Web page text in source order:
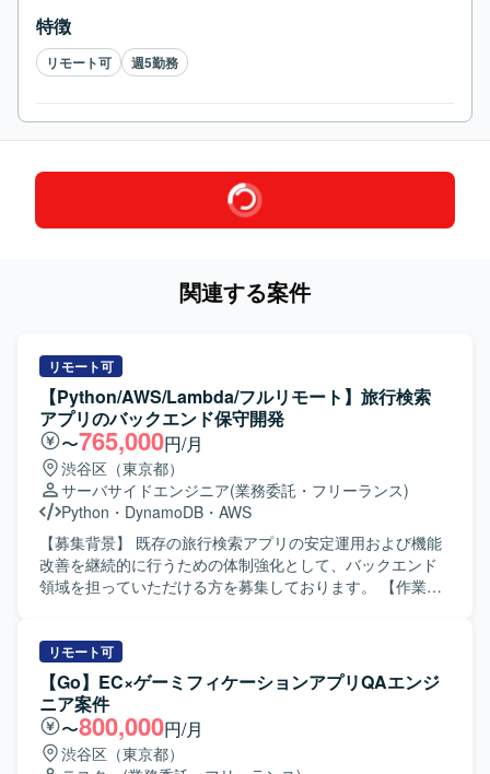
特徴
リモート可 週5勤務
関連する案件
リモート可
【Python/AWS/Lambda/フルリモート】旅行検索
アプリのバックエンド保守開発
〜765,000円/月
渋谷区（東京都）
サーバサイドエンジニア(業務委託・フリーランス)
Python ・ DynamoDB ・ AWS
【募集背景】 既存の旅行検索アプリの安定運用および機能
改善を継続的に行うための体制強化として、バックエンド
領域を担っていただける方を募集しております。 【作業内
加し、要件や仕様の確認を行いながら、AWS Lambdaや
Pythonを用いて機能追加や修正を実施していただきます。
また、仕様調整の打ち合わせに参加し、要件を踏まえた設
計や実装方針の検討にも関わっていただきます。 【求める
人物像】 クライアントとのコミュニケーションを取りなが
ら主体的に開発を進められる方を求めております。要件や
リモート可
【Go】EC×ゲーミフィケーションアプリQAエンジ
ニア案件
〜800,000円/月
渋谷区（東京都）